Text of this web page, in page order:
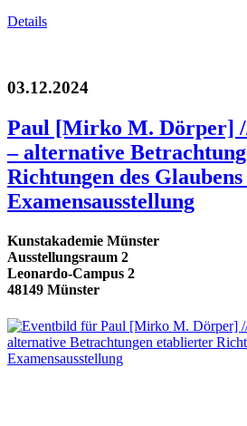
Details
03.12.2024
Paul [Mirko M. Dörper]
– alternative
Richtungen des
Examensausstellung
Kunstakademie Münster
Ausstellungsraum 2
Leonardo-Campus 2
48149 Münster